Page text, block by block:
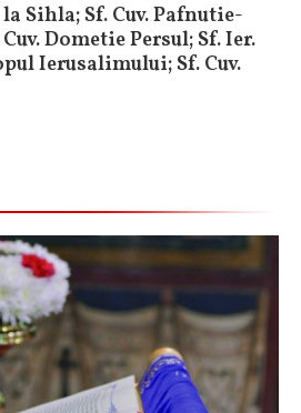
la Sihla; Sf. Cuv. Pafnutie-
Dometie Persul; Sf. Ier.
Ierusalimului; Sf. Cuv.